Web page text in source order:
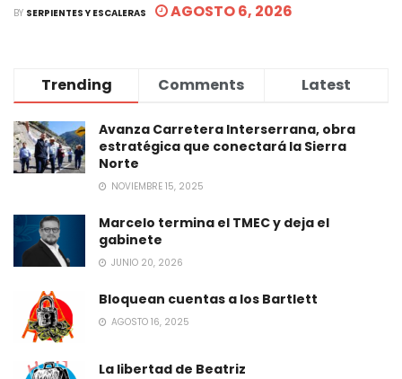
BY SERPIENTES Y ESCALERAS AGOSTO 6, 2026
Trending Comments Latest
Avanza Carretera Interserrana, obra
estratégica que conectará la Sierra
Norte
NOVIEMBRE 15, 2025
Marcelo termina el TMEC y deja el
gabinete
JUNIO 20, 2026
Bloquean cuentas a los Bartlett
AGOSTO 16, 2025
La libertad de Beatriz